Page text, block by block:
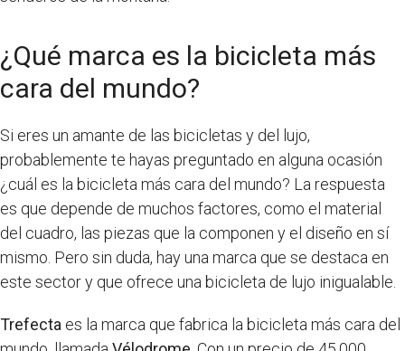
¿Qué marca es la bicicleta más
cara del mundo?
Si eres un amante de las bicicletas y del lujo,
probablemente te hayas preguntado en alguna ocasión
¿cuál es la bicicleta más cara del mundo? La respuesta
es que depende de muchos factores, como el material
del cuadro, las piezas que la componen y el diseño en sí
mismo. Pero sin duda, hay una marca que se destaca en
este sector y que ofrece una bicicleta de lujo inigualable.
Trefecta es la marca que fabrica la bicicleta más cara del